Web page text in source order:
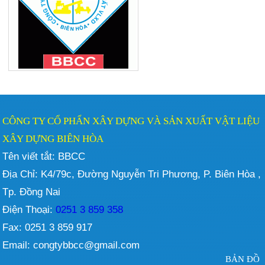
CÔNG TY CỔ PHẨN XÂY DỰNG VÀ SẢN XUẤT VẬT LIỆU
XÂY DỰNG BIÊN HÒA
Tên viết tắt: BBCC
Địa Chỉ: K4/79c, Đường Nguyễn Tri Phương, P. Biên Hòa ,
Tp. Đồng Nai
Điện Thoại: 0251 3 859 358
Fax: 0251 3 859 917
Email: congtybbcc@gmail.com
BẢN ĐỒ